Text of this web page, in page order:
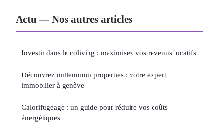
Actu — Nos autres articles
Investir dans le coliving : maximisez vos revenus locatifs
Découvrez millennium properties : votre expert
immobilier à genève
Calorifugeage : un guide pour réduire vos coûts
énergétiques